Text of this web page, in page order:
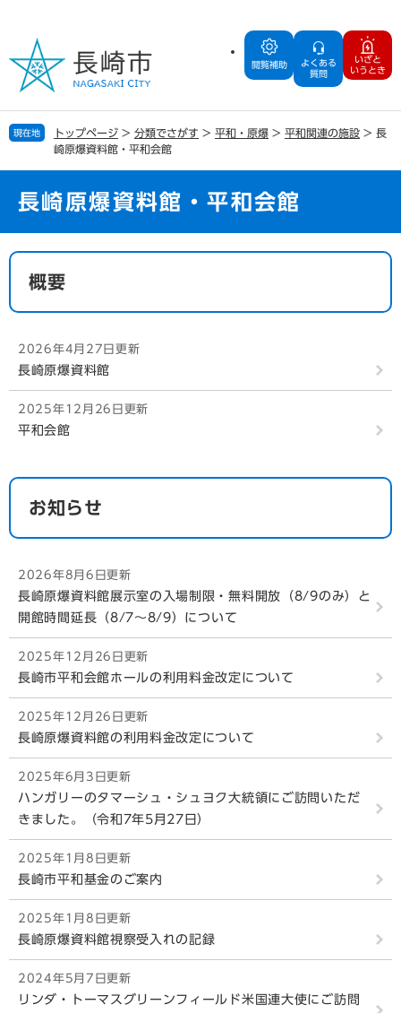
の
で
す
ー
ば
し
閲覧補助
よくある
質問
いざと
いうとき
現在地 トップページ > 分類でさがす > 平和・原爆 > 平和関連の施設 > 長
崎原爆資料館・平和会館
長崎原爆資料館・平和会館
本
概要
2026年4月27日更新
長崎原爆資料館
2025年12月26日更新
平和会館
お知らせ
2026年8月6日更新
長崎原爆資料館展示室の入場制限・無料開放（8/9のみ）と
開館時間延長（8/7～8/9）について
2025年12月26日更新
長崎市平和会館ホールの利用料金改定について
2025年12月26日更新
長崎原爆資料館の利用料金改定について
2025年6月3日更新
ハンガリーのタマーシュ・シュヨク大統領にご訪問いただ
きました。（令和7年5月27日）
2025年1月8日更新
長崎市平和基金のご案内
2025年1月8日更新
長崎原爆資料館視察受入れの記録
2024年5月7日更新
リンダ・トーマスグリーンフィールド米国連大使にご訪問